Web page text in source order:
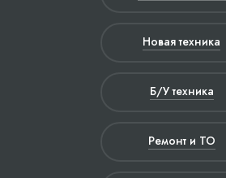
Новая техника
Б/У техника
Ремонт и ТО